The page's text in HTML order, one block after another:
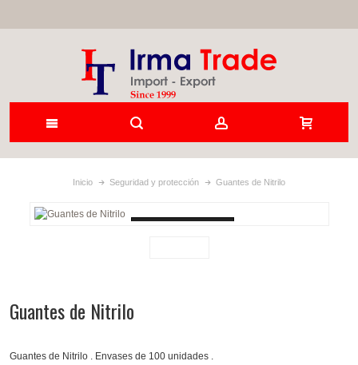
Inicio Seguridad y protección Guantes de Nitrilo
Guantes de Nitrilo
Guantes de Nitrilo . Envases de 100 unidades .